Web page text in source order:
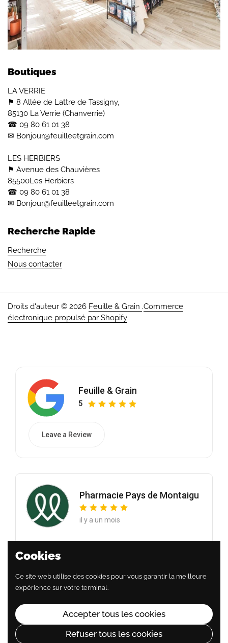
Boutiques
LA VERRIE
⚑ 8 Allée de Lattre de Tassigny,
85130 La Verrie (Chanverrie)
☎︎ 09 80 61 01 38
✉ Bonjour@feuilleetgrain.com
LES HERBIERS
⚑ Avenue des Chauvières
85500Les Herbiers
☎︎ 09 80 61 01 38
✉ Bonjour@feuilleetgrain.com
Recherche Rapide
Recherche
Nous contacter
Droits d'auteur © 2026 Feuille & Grain .Commerce
électronique propulsé par Shopify
Feuille & Grain
5
Leave a Review
Pharmacie Pays de Montaigu
il y a un mois
pâtisseries à tomber et un accueil toujours chaleureux.
sans parler du chocolat chaud !
Cookies
Ce site web utilise des cookies pour vous garantir la meilleure
expérience sur votre terminal.
Accepter tous les cookies
Refuser tous les cookies